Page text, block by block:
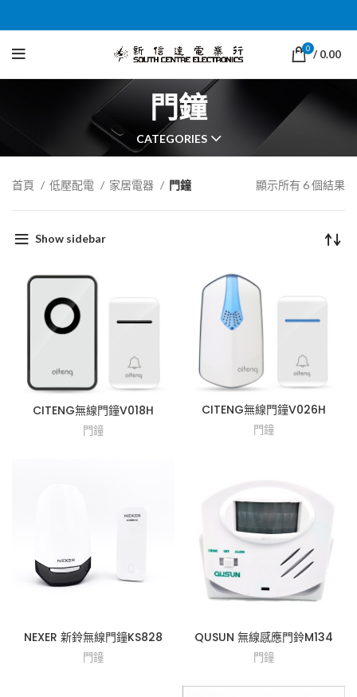
0 / 0.00
門鐘
CATEGORIES
首頁 低壓配電 家居電器 門鐘 顯示所有 6 個結果
Show sidebar
CITENG無線門鐘V018H
門鐘
CITENG無線門鐘V026H
門鐘
NEXER 新鈴無線門鐘KS828
門鐘
QUSUN 無線感應門鈴M134
門鐘